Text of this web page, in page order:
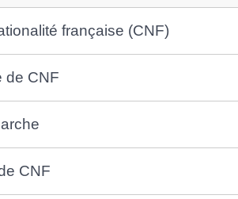
française (CNF)
de CNF
CNF